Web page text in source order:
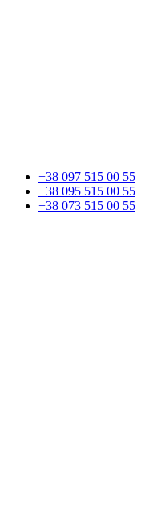
+38 097 515 00 55
+38 095 515 00 55
+38 073 515 00 55